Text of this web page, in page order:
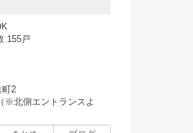
155戸
町2
※北側エントランスよ